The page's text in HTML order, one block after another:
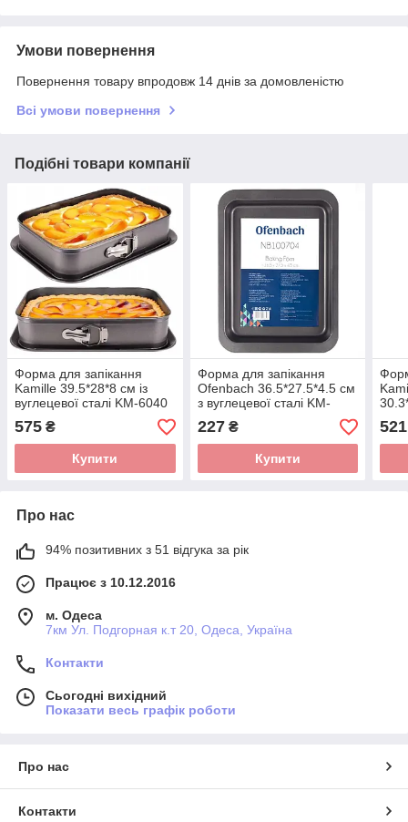
Умови повернення
Повернення товару впродовж 14 днів за домовленістю
Всі умови повернення
Подібні товари компанії
Форма для запікання
Kamille 39.5*28*8 см із
вуглецевої сталі KM-6040
575 ₴
Купити
Форма для запікання
Ofenbach 36.5*27.5*4.5 см
з вуглецевої сталі KM-
100704
227₴
Купити
521
Про нас
94% позитивних з 51 відгука за рік
Працює з 10.12.2016
м. Одеса
7км Ул. Подгорная к.т 20, Одеса, Україна
Контакти
Сьогодні вихідний
Показати весь графік роботи
Про нас
Контакти